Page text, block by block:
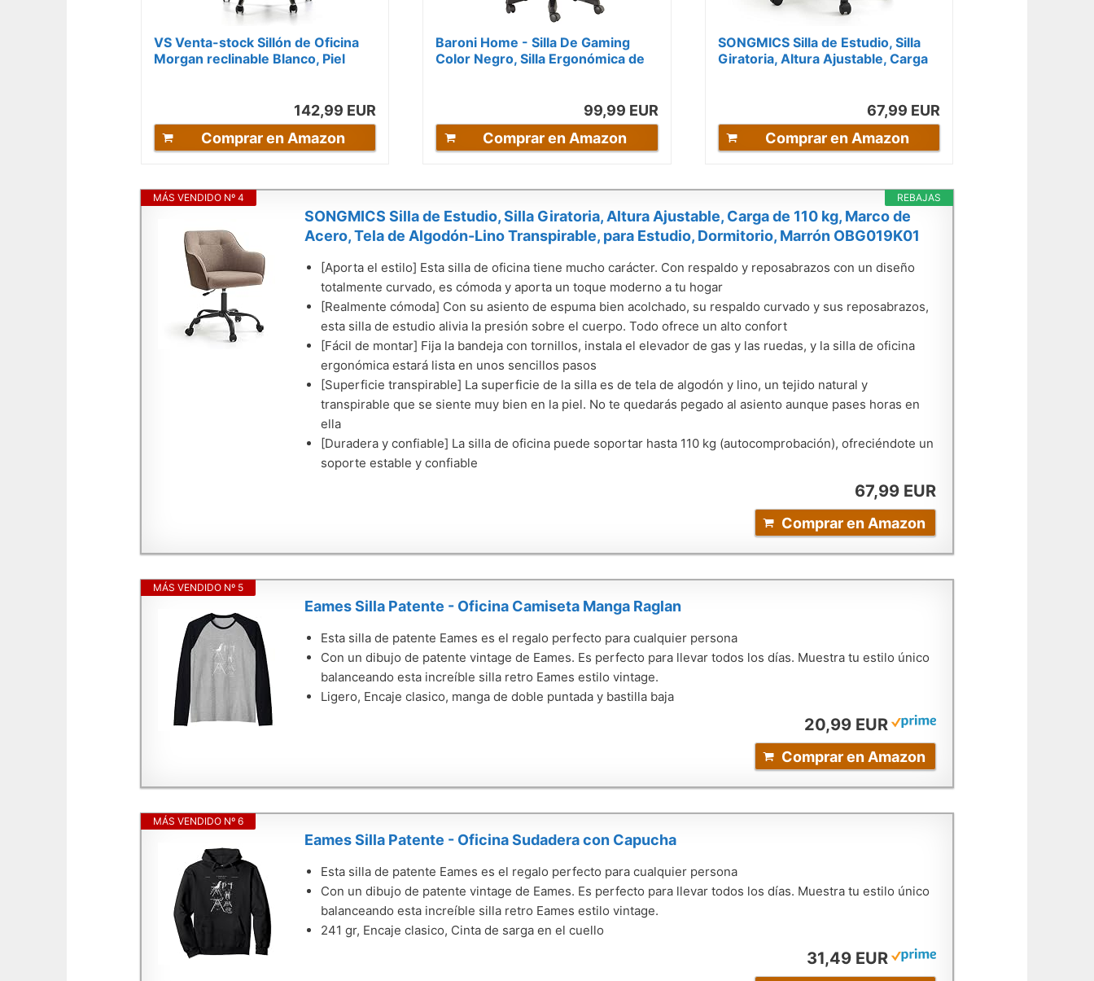
VS Venta-stock Sillón de Oficina
Morgan reclinable Blanco, Piel
142,99 EUR
Comprar en Amazon
Baroni Home - Silla De Gaming
Color Negro, Silla Ergonómica de
99,99 EUR
Comprar en Amazon
SONGMICS Silla de Estudio, Silla
Giratoria, Altura Ajustable, Carga
67,99 EUR
Comprar en Amazon
REBAJAS
MÁS VENDIDO Nº 4
SONGMICS Silla de Estudio, Silla Giratoria, Altura Ajustable, Carga de 110 kg, Marco de
Acero, Tela de Algodón-Lino Transpirable, para Estudio, Dormitorio, Marrón OBG019K01
[Aporta el estilo] Esta silla de oficina tiene mucho carácter. Con respaldo y reposabrazos con un diseño
totalmente curvado, es cómoda y aporta un toque moderno a tu hogar
[Realmente cómoda] Con su asiento de espuma bien acolchado, su respaldo curvado y sus reposabrazos,
esta silla de estudio alivia la presión sobre el cuerpo. Todo ofrece un alto confort
[Fácil de montar] Fija la bandeja con tornillos, instala el elevador de gas y las ruedas, y la silla de oficina
ergonómica estará lista en unos sencillos pasos
[Superficie transpirable] La superficie de la silla es de tela de algodón y lino, un tejido natural y
transpirable que se siente muy bien en la piel. No te quedarás pegado al asiento aunque pases horas en
ella
[Duradera y confiable] La silla de oficina puede soportar hasta 110 kg (autocomprobación), ofreciéndote un
soporte estable y confiable
67,99 EUR
Comprar en Amazon
MÁS VENDIDO Nº 5
Eames Silla Patente - Oficina Camiseta Manga Raglan
Esta silla de patente Eames es el regalo perfecto para cualquier persona
Con un dibujo de patente vintage de Eames. Es perfecto para llevar todos los días. Muestra tu estilo único
balanceando esta increíble silla retro Eames estilo vintage.
Ligero, Encaje clasico, manga de doble puntada y bastilla baja
20,99 EUR
Comprar en Amazon
MÁS VENDIDO Nº 6
Eames Silla Patente - Oficina Sudadera con Capucha
Esta silla de patente Eames es el regalo perfecto para cualquier persona
Con un dibujo de patente vintage de Eames. Es perfecto para llevar todos los días. Muestra tu estilo único
balanceando esta increíble silla retro Eames estilo vintage.
241 gr, Encaje clasico, Cinta de sarga en el cuello
31,49 EUR